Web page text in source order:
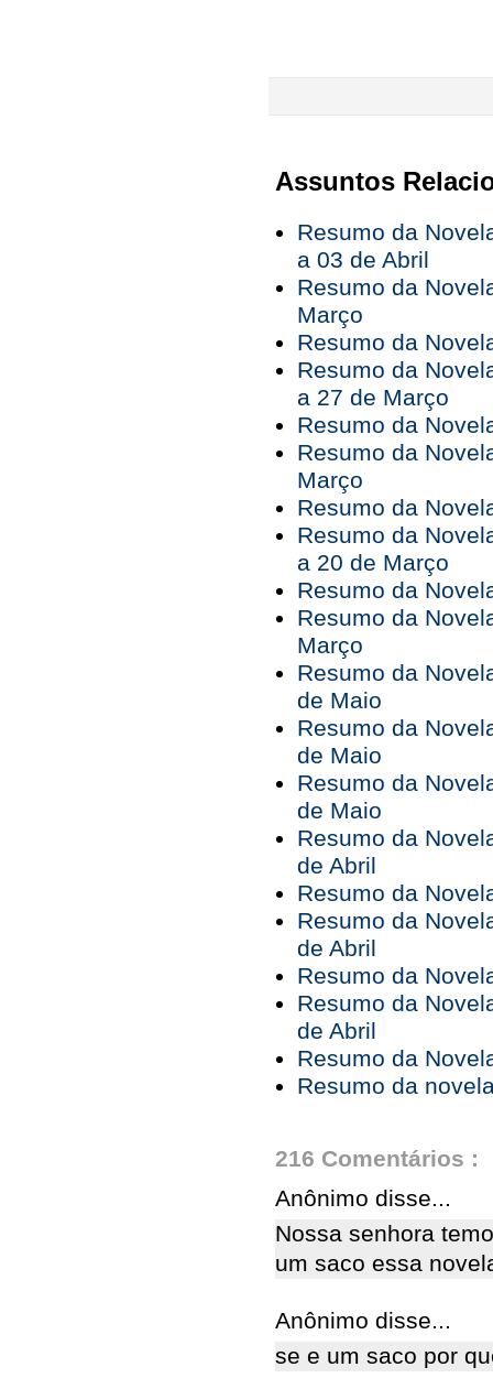
Assuntos
Resumo da
a 03 de Abril
Resumo da
Março
Resumo da
Resumo da
a 27 de Março
Resumo da
Resumo da
Março
Resumo da
Resumo da
a 20 de Março
Resumo da
Resumo da
Março
Resumo da
de Maio
Resumo da
de Maio
Resumo da
de Maio
Resumo da
de Abril
Resumo da
Resumo da
de Abril
Resumo da
Resumo da
de Abril
Resumo da
Resumo da
216 Comentários :
Anônimo disse...
Nossa senhora
um saco essa
Anônimo disse...
se e um saco por